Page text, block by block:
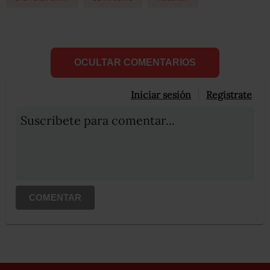
OCULTAR COMENTARIOS
Iniciar sesión Registrate
Suscribete para comentar...
COMENTAR